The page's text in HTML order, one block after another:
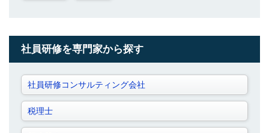
社員研修を専門家から探す
社員研修コンサルティング会社
税理士